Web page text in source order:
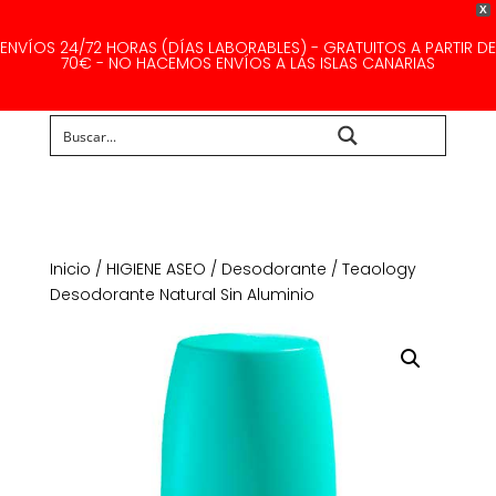
X
ENVÍOS 24/72 HORAS (DÍAS LABORABLES) - GRATUITOS A PARTIR DE
70€ - NO HACEMOS ENVÍOS A LAS ISLAS CANARIAS
Inicio / HIGIENE ASEO / Desodorante / Teaology
Desodorante Natural Sin Aluminio